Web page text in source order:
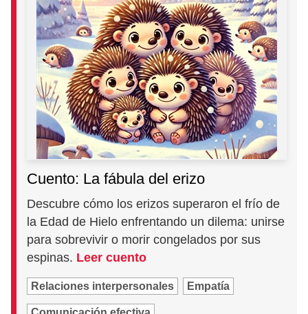
Cuento: La fábula del erizo
Descubre cómo los erizos superaron el frío de
la Edad de Hielo enfrentando un dilema: unirse
para sobrevivir o morir congelados por sus
espinas. Leer cuento
Relaciones interpersonales Empatía